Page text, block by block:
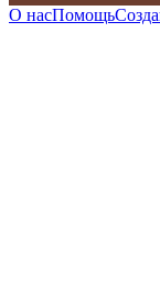
О насПомощь